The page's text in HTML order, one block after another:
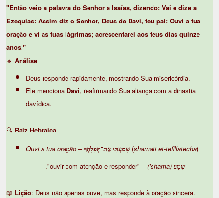
"Então veio a palavra do Senhor a Isaías, dizendo: Vai e dize a
Ezequias: Assim diz o Senhor, Deus de Davi, teu pai: Ouvi a tua
oração e vi as tuas lágrimas; acrescentarei aos teus dias quinze
anos."
🔹Análise
Deus responde rapidamente, mostrando Sua misericórdia.
Ele menciona Davi, reafirmando Sua aliança com a dinastia
davídica.
🔍 Raiz Hebraica
Ouvi a tua oração –שָׁמַעְתִּי אֶת־תְּפִלָּתֶךָ (shamati et-tefillatecha)
שָׁמַע(shama’)
– "ouvir com atenção e responder".
📖 Lição: Deus não apenas ouve, mas responde à oração sincera.